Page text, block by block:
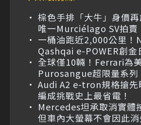
棕色手排「大牛」身價
唯一Murciélago SV拍賣
一桶油跑近2,000公里！
Qashqai e-POWER創金
全球僅10輛！Ferrari為
Purosangue超限量系列
Audi A2 e-tron規格搶先
編成挑戰史上最省電！
Mercedes坦承取消實體
但車內大螢幕不會因此消